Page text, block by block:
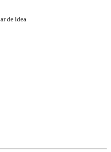
de idea